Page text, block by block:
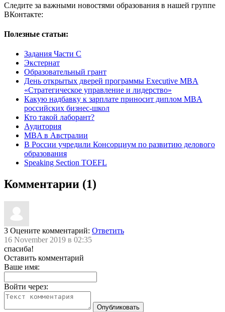
Следите за важными новостями образования в нашей группе
ВКонтакте:
Полезные статьи:
Задания Части С
Экстернат
Образовательный грант
День открытых дверей программы Executive MBA
«Стратегическое управление и лидерство»
Какую надбавку к зарплате приносит диплом MBA
российских бизнес-школ
Кто такой лаборант?
Аудитория
MBA в Австралии
В России учредили Консорциум по развитию делового
образования
Speaking Section TOEFL
Комментарии (1)
3 Оцените комментарий: Ответить
16 November 2019 в 02:35
спасиба!
Оставить комментарий
Ваше имя:
Войти через: